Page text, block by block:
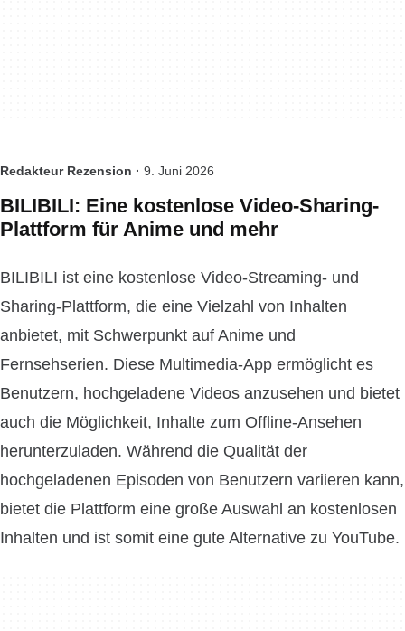
Redakteur Rezension · 9. Juni 2026
BILIBILI: Eine kostenlose Video-Sharing-
Plattform für Anime und mehr
BILIBILI ist eine kostenlose Video-Streaming- und
Sharing-Plattform, die eine Vielzahl von Inhalten
anbietet, mit Schwerpunkt auf Anime und
Fernsehserien. Diese Multimedia-App ermöglicht es
Benutzern, hochgeladene Videos anzusehen und bietet
auch die Möglichkeit, Inhalte zum Offline-Ansehen
herunterzuladen. Während die Qualität der
hochgeladenen Episoden von Benutzern variieren kann,
bietet die Plattform eine große Auswahl an kostenlosen
Inhalten und ist somit eine gute Alternative zu YouTube.